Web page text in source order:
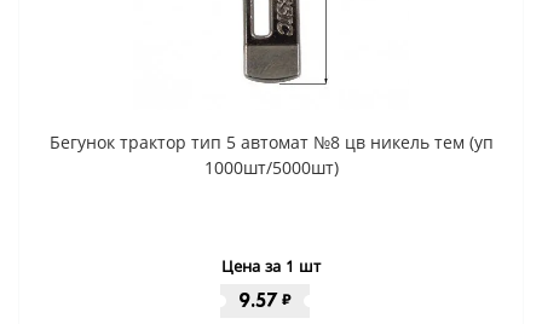
Бегунок трактор тип 5 автомат №8 цв никель тем (уп
1000шт/5000шт)
Цена за 1 шт
9.57₽